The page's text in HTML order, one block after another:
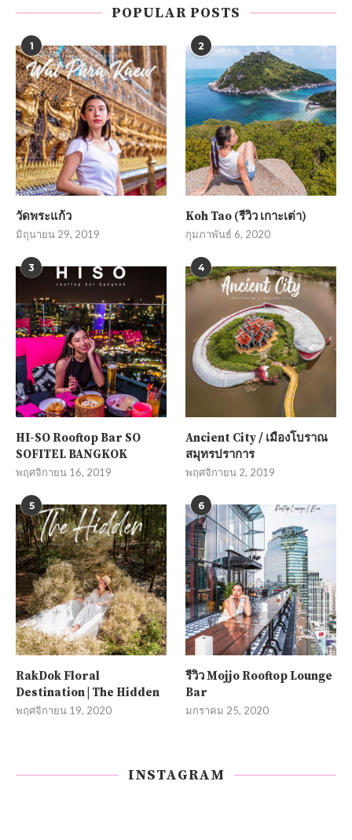
POPULAR POSTS
1
วัดพระแก้ว
มิถุนายน 29, 2019
2
Koh Tao (รีวิว เกาะเต่า)
กุมภาพันธ์ 6, 2020
3
HI-SO Rooftop Bar SO
SOFITEL BANGKOK
พฤศจิกายน 16, 2019
4
Ancient City / เมืองโบราณ
สมุทรปราการ
พฤศจิกายน 2, 2019
5
RakDok Floral
Destination | The Hidden
พฤศจิกายน 19, 2020
6
รีวิว Mojjo Rooftop Lounge
Bar
มกราคม 25, 2020
INSTAGRAM